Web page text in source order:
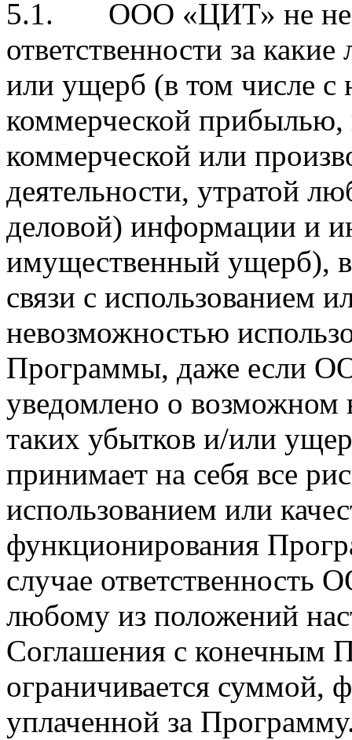
5.1. ООО «ЦИТ» не
ответственности за
или ущерб (в том числе с
коммерческой
коммерческой или
деятельности, утратой
деловой) информации и
имущественный ущерб),
связи с использованием
невозможностью
Программы, даже если
уведомлено о возможном
таких убытков и/или
принимает на себя все
использованием или
функционирования
случае
любому из положений
Соглашения с конечным
ограничивается суммой,
уплаченной за